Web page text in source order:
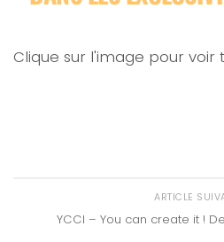
Clique sur l'image pour voir
ARTICLE
YCCI – You can create it !